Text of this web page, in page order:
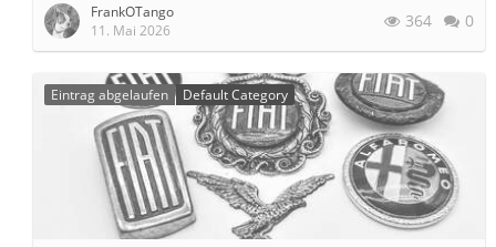
FrankOTango
11. Mai 2026
364 0
Eintrag abgelaufen Default Category